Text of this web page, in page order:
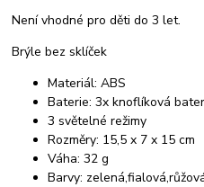
Není vhodné pro děti do 3 let.
Brýle bez sklíček
Materiál: ABS
Baterie: 3x knoflíková
3 světelné režimy
Rozměry: 15,5 x 7 x 15 cm
Váha: 32 g
Barvy: